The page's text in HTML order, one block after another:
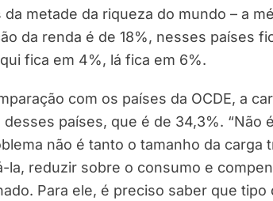
metade da riqueza do mundo – a
da renda é de 18%, nesses países
fica em 4%, lá fica em 6%.
com os países da OCDE, a
desses países, que é de 34,3%. “Não
não é tanto o tamanho da carga
la, reduzir sobre o consumo e
Para ele, é preciso saber que